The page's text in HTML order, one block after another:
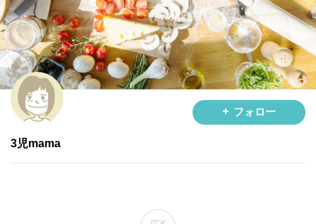
フォロー
3児mama